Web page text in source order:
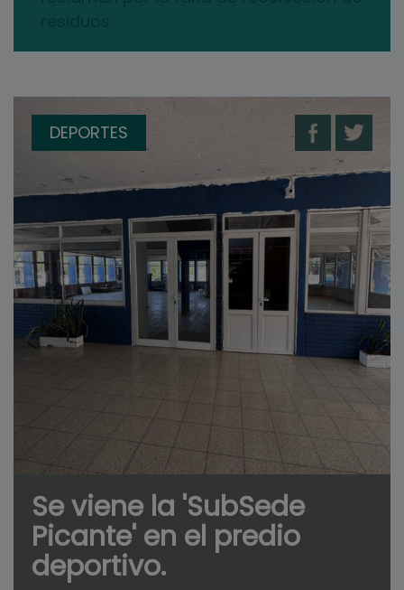
DEPORTES
Se viene la 'SubSede
Picante' en el predio
deportivo.